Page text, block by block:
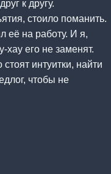
к другу.
стоило поманить.
её на работу. И я,
его не заменят.
интуитки, найти
чтобы не